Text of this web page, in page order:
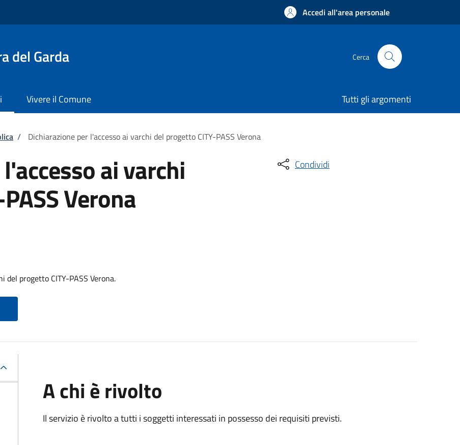
Accedi all'area personale
del Garda Cerca
Vivere il Comune Tutti gli argomenti
/ Dichiarazione per l'accesso ai varchi del progetto CITY-PASS Verona
ai varchi
Verona
del progetto CITY-PASS Verona.
Condividi
A chi è rivolto
Il servizio è rivolto a tutti i soggetti interessati in possesso dei requisiti previsti.